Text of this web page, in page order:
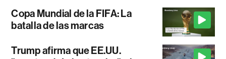
Copa Mundial de la FIFA: La
batalla de las marcas
Trump afirma que EE.UU.